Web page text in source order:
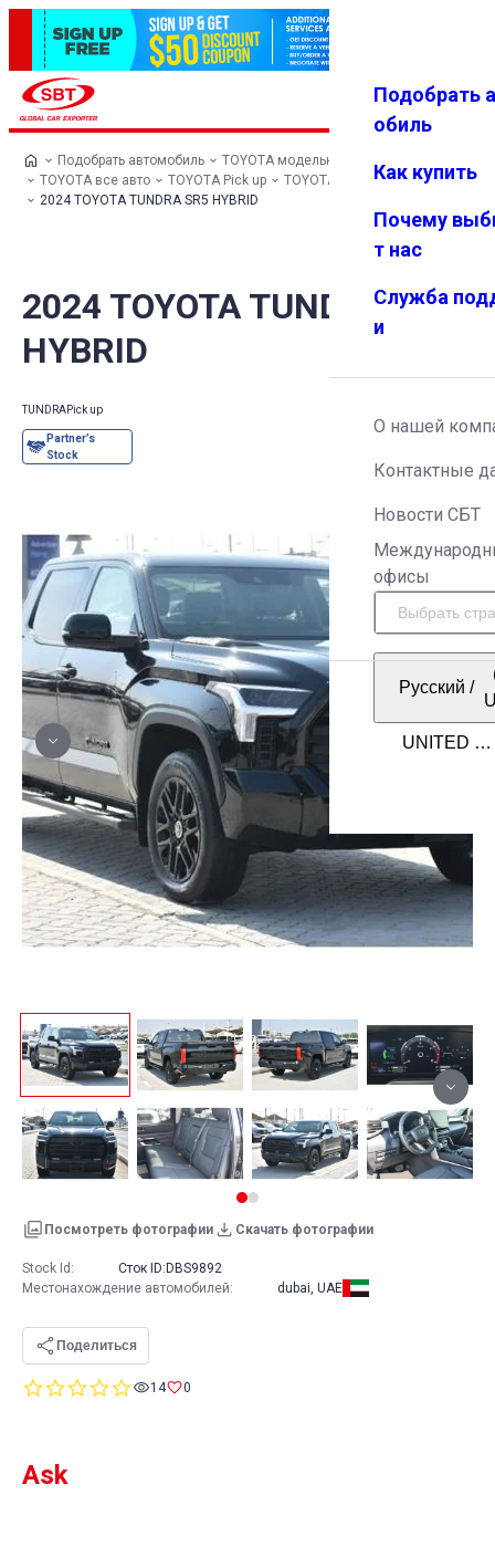
Избранн
Меню
Подобрать
обиль
Как купить
Почему
т нас
Служба
и
О нашей
Контактные
Новости СБТ
офисы
Русский /
Подобрать автомобиль
TOYOTA модельный ряд
TOYOTA все авто
TOYOTA Pick up
TOYOTA TUNDRA
2024 TOYOTA TUNDRA SR5 HYBRID
2024 TOYOTA TUNDRA SR5
HYBRID
TUNDRAPick up
Посмотреть фотографии Скачать фотографии
0.014 0
Ask
Stock Id: Сток ID: DBS9892
Местонахождение автомобилей: dubai, UAE
Поделиться